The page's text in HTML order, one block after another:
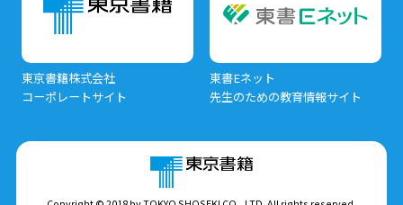
東京書籍株式会社
コーポレートサイト
東書Eネット
先生のための教育情報サイト